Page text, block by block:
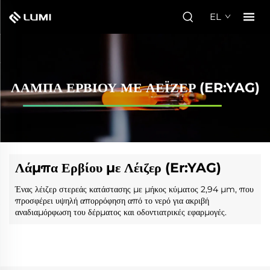
EL
ΛΆΜΠΑ ΕΡΒΊΟΥ ΜΕ ΛΈΙΖΕΡ (ER:YAG)
Λάμπα Ερβίου με Λέιζερ (Er:YAG)
Ένας λέιζερ στερεάς κατάστασης με μήκος κύματος 2,94 μm, που
προσφέρει υψηλή απορρόφηση από το νερό για ακριβή
αναδιαμόρφωση του δέρματος και οδοντιατρικές εφαρμογές.